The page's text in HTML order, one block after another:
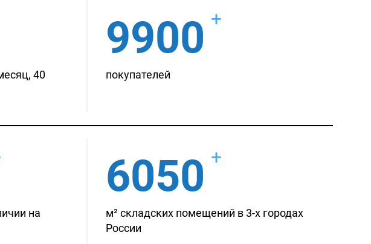
40
9900 +
покупателей
на
6050 +
м² складских помещений в 3-х городах
России